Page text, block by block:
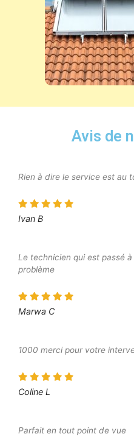
Avis de
Rien à dire le service est au
Ivan B
Le technicien qui est passé
problème
Marwa C
1000 merci pour votre
Coline L
Parfait en tout point de vue